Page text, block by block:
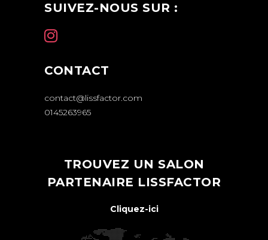
SUIVEZ-NOUS SUR :
CONTACT
contact@lissfactor.com
0145263965
TROUVEZ UN SALON
PARTENAIRE LISSFACTOR
Cliquez-ici